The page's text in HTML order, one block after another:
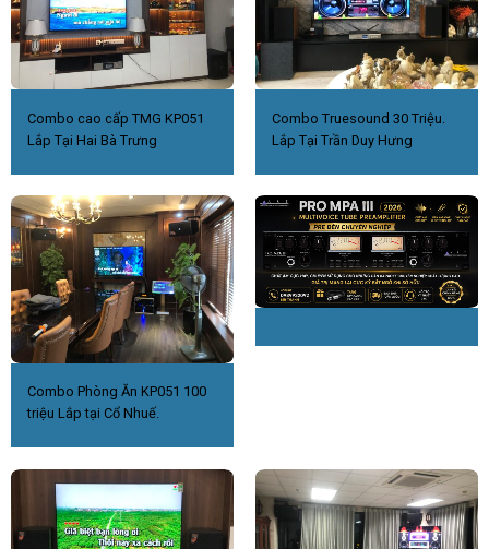
Combo cao cấp TMG KP051
Lắp Tại Hai Bà Trưng
Combo Truesound 30 Triệu.
Lắp Tại Trần Duy Hưng
Combo Phòng Ăn KP051 100
triệu Lắp tại Cổ Nhuế.